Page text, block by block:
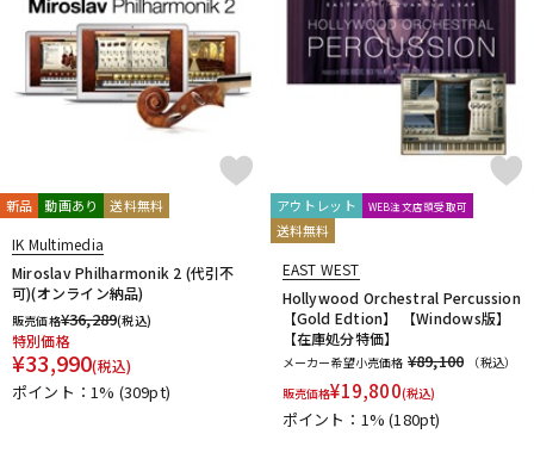
新品 動画あり 送料無料
IK Multimedia
Miroslav Philharmonik 2 (代引不
可)(オンライン納品)
販売価格¥36,289(税込)
特別価格
¥33,990(税込)
ポイント：1% (309pt)
アウトレット WEB注文店頭受取可
送料無料
EAST WEST
Hollywood Orchestral Percussion
【Gold Edtion】 【Windows版】
【在庫処分特価】
メーカー希望小売価格 ¥89,100
（税込）
販売価格¥19,800(税込)
ポイント：1%(180pt)